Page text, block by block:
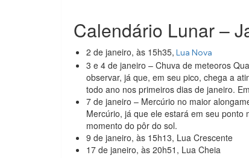
Calendário Lunar –
2 de janeiro, às 15h35, Lua Nova
3 e 4 de janeiro – Chuva de meteoros
observar, já que, em seu pico, chega a
todo ano nos primeiros dias de janeiro.
7 de janeiro – Mercúrio no maior
Mercúrio, já que ele estará em seu
momento do pôr do sol.
9 de janeiro, às 15h13, Lua Crescente
17 de janeiro, às 20h51, Lua Cheia